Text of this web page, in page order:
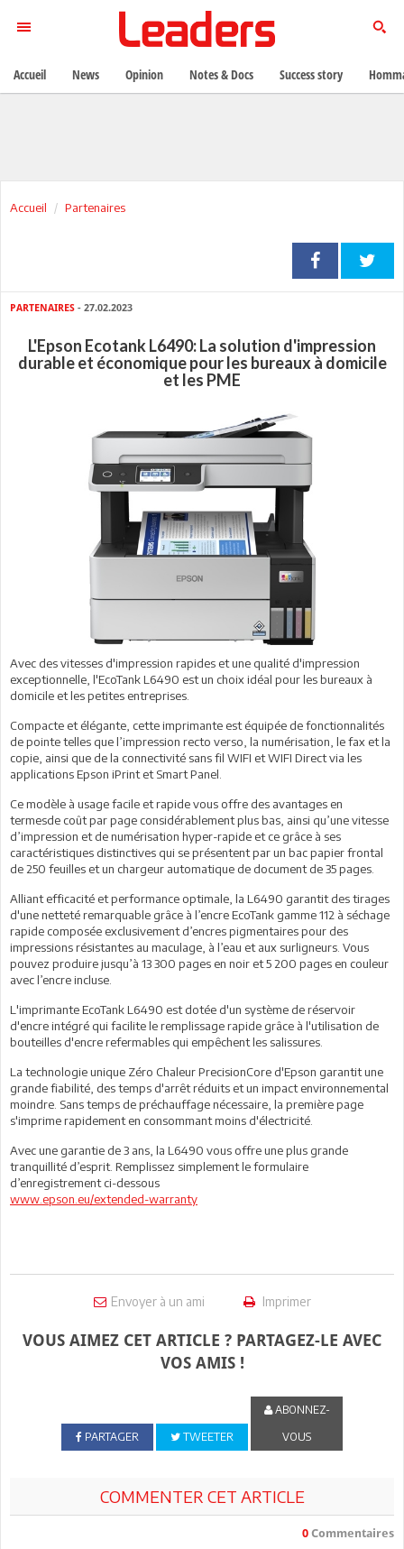
Accueil Partenaires
PARTENAIRES - 27.02.2023
L'Epson Ecotank L6490: La solution d'impression
durable et économique pour les bureaux à domicile
et les PME
Avec des vitesses d'impression rapides et une qualité d'impression
exceptionnelle, l'EcoTank L6490 est un choix idéal pour les bureaux à
domicile et les petites entreprises.
Compacte et élégante, cette imprimante est équipée de fonctionnalités
de pointe telles que l’impression recto verso, la numérisation, le fax et la
copie, ainsi que de la connectivité sans fil WIFI et WIFI Direct via les
applications Epson iPrint et Smart Panel.
Ce modèle à usage facile et rapide vous offre des avantages en
termesde coût par page considérablement plus bas, ainsi qu’une vitesse
d’impression et de numérisation hyper-rapide et ce grâce à ses
caractéristiques distinctives qui se présentent par un bac papier frontal
de 250 feuilles et un chargeur automatique de document de 35 pages.
Alliant efficacité et performance optimale, la L6490 garantit des tirages
d'une netteté remarquable grâce à l’encre EcoTank gamme 112 à séchage
rapide composée exclusivement d’encres pigmentaires pour des
impressions résistantes au maculage, à l’eau et aux surligneurs. Vous
pouvez produire jusqu’à 13 300 pages en noir et 5 200 pages en couleur
avec l’encre incluse.
L'imprimante EcoTank L6490 est dotée d'un système de réservoir
d'encre intégré qui facilite le remplissage rapide grâce à l'utilisation de
bouteilles d'encre refermables qui empêchent les salissures.
La technologie unique Zéro Chaleur PrecisionCore d'Epson garantit une
grande fiabilité, des temps d'arrêt réduits et un impact environnemental
moindre. Sans temps de préchauffage nécessaire, la première page
s'imprime rapidement en consommant moins d'électricité.
Avec une garantie de 3 ans, la L6490 vous offre une plus grande
tranquillité d’esprit. Remplissez simplement le formulaire
d’enregistrement ci-dessous
www.epson.eu/extended-warranty
Envoyer à un ami Imprimer
VOUS AIMEZ CET ARTICLE ? PARTAGEZ-LE AVEC
VOS AMIS !
PARTAGER TWEETER
ABONNEZ-
VOUS
COMMENTER CET ARTICLE
0 Commentaires
Accueil News Opinion Notes & Docs Success story